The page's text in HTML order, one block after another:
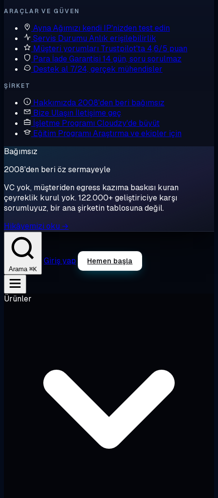
ARAÇLAR VE GÜVEN
AynaAğımızı kendi IP'nizden test edin
Servis Durumu Anlık erişilebilirlik
Müşteri yorumları Trustpilot'ta 4,6/5 puan
Para İade Garantisi 14 gün, soru sorulmaz
Destek al 7/24, gerçek mühendisler
ŞIRKET
Hakkımızda 2008'den beri bağımsız
Bize Ulaşın İletişime geç
İşletme Programı Cloudzy'de büyüt
Eğitim Programı Araştırma ve ekipler için
Bağımsız
2008'den beri öz sermayeyle
VC yok, müşteriden egress kazıma baskısı kuran
çeyreklik kurul yok. 122.000+ geliştiriciye karşı
sorumluyuz, bir ana şirketin tablosuna değil.
Hikâyemizi oku →
Arama ⌘K
Giriş yap Hemen başla
Ürünler